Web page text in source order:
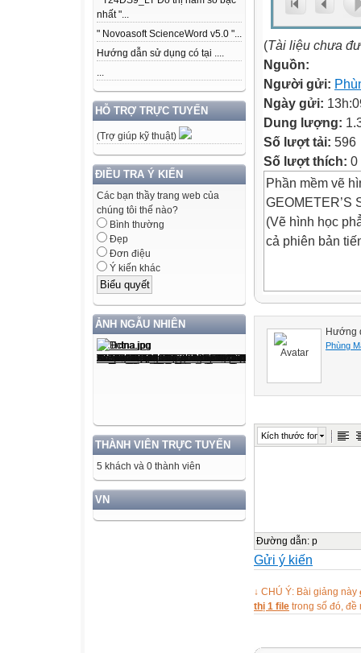
nhất "...
" Novoasoft ScienceWord v5.0 "...
Hướng dẫn sử dụng có tại ....
...
HỖ TRỢ TRỰC TUYẾN
(Trợ giúp kỹ thuật)
ĐIỀU TRA Ý KIẾN
Các bạn thầy trang web của
chúng tôi thế nào?
Bình thường
Đẹp
Đơn điệu
Ý kiến khác
ẢNH NGẪU NHIÊN
THÀNH VIÊN TRỰC TUYẾN
5 khách và 0 thành viên
VN
(Tài liệu chưa
Nguồn:
Người gửi:
Ngày gửi:
Dung lượng:
Số lượt tải: 596
Số lượt thích: 0
Phần mềm vẽ
GEOMETER’S
(Vẽ hình học
cả phiên bản
Hướng
Phùng
Kích thước font
Đường dẫn: p
Gửi ý kiến
↓ CHÚ Ý: Bài giảng này
thị 1 file trong số đó, đề